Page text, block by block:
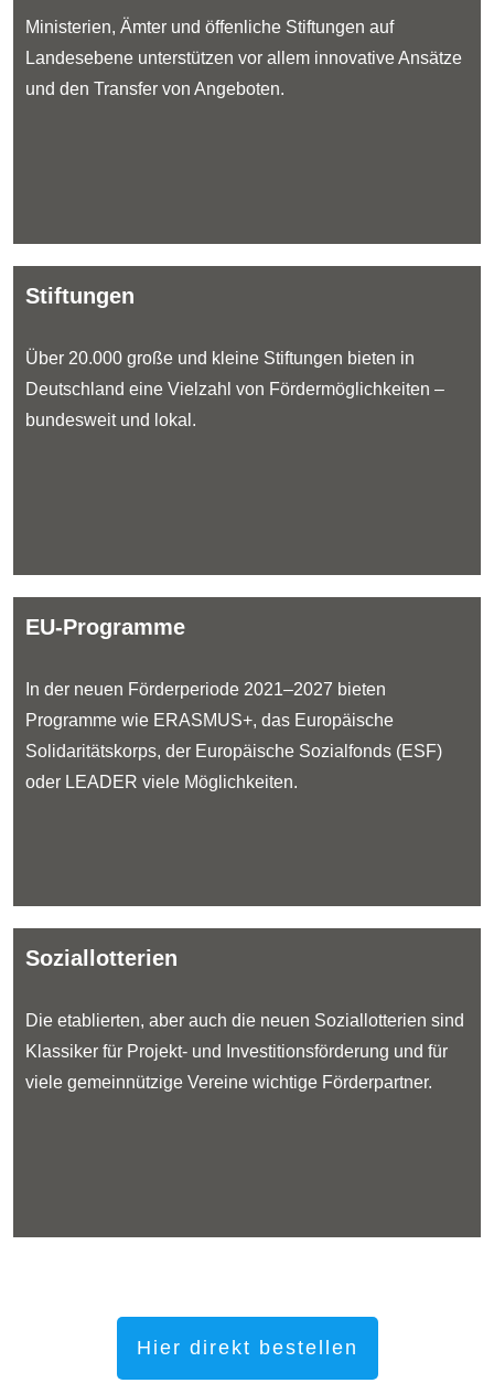
Ministerien, Ämter und öffenliche Stiftungen auf
Landesebene unterstützen vor allem innovative Ansätze
und den Transfer von Angeboten.
Stiftungen
Über 20.000 große und kleine Stiftungen bieten in
Deutschland eine Vielzahl von Fördermöglichkeiten–
bundesweit und lokal.
EU-Programme
In der neuen Förderperiode 2021–2027 bieten
Programme wie ERASMUS+, das Europäische
Solidaritätskorps, der Europäische Sozialfonds (ESF)
oder LEADER viele Möglichkeiten.
Soziallotterien
Die etablierten, aber auch die neuen Soziallotterien sind
Klassiker für Projekt- und Investitionsförderung und für
viele gemeinnützige Vereine wichtige Förderpartner.
Hier direkt bestellen